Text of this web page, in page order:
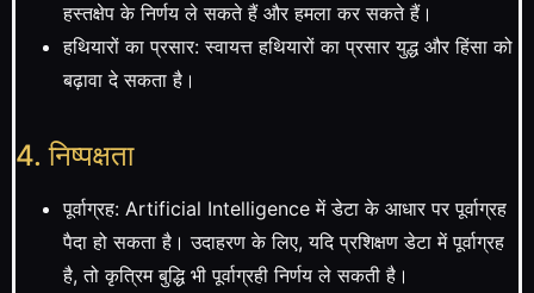
हस्तक्षेप के निर्णय ले सकते हैं और हमला कर सकते हैं।
हथियारों का प्रसार: स्वायत्त हथियारों का प्रसार युद्ध और हिंसा को
बढ़ावा दे सकता है।
4. निष्पक्षता
पूर्वाग्रह: Artificial Intelligence में डेटा के आधार पर पूर्वाग्रह
पैदा हो सकता है। उदाहरण के लिए, यदि प्रशिक्षण डेटा में पूर्वाग्रह
है, तो कृत्रिम बुद्धि भी पूर्वाग्रही निर्णय ले सकती है।